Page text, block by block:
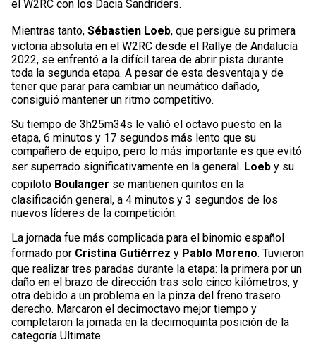
el W2RC con los Dacia Sandriders.
Mientras tanto, Sébastien Loeb, que persigue su primera
victoria absoluta en el W2RC desde el Rallye de Andalucía
2022, se enfrentó a la difícil tarea de abrir pista durante
toda la segunda etapa. A pesar de esta desventaja y de
tener que parar para cambiar un neumático dañado,
consiguió mantener un ritmo competitivo.
Su tiempo de 3h25m34s le valió el octavo puesto en la
etapa, 6 minutos y 17 segundos más lento que su
compañero de equipo, pero lo más importante es que evitó
ser superrado significativamente en la general. Loeb y su
copiloto Boulanger se mantienen quintos en la
clasificación general, a 4 minutos y 3 segundos de los
nuevos líderes de la competición.
La jornada fue más complicada para el binomio español
formado por Cristina Gutiérrez y Pablo Moreno. Tuvieron
que realizar tres paradas durante la etapa: la primera por un
daño en el brazo de dirección tras solo cinco kilómetros, y
otra debido a un problema en la pinza del freno trasero
derecho. Marcaron el decimoctavo mejor tiempo y
completaron la jornada en la decimoquinta posición de la
categoría Ultimate.